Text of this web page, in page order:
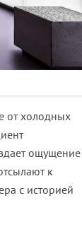
от холодных
ощущение
к
с историей